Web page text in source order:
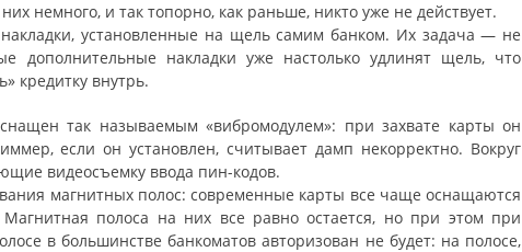
немного, и так топорно, как раньше, никто уже не действует.
установленные на щель самим банком. Их задача — не
дополнительные накладки уже настолько удлинят щель, что
кредитку внутрь.
так называемым «вибромодулем»: при захвате карты он
если он установлен, считывает дамп некорректно. Вокруг
видеосъемку ввода пин-кодов.
магнитных полос: современные карты все чаще оснащаются
полоса на них все равно остается, но при этом при
в большинстве банкоматов авторизован не будет: на полосе,